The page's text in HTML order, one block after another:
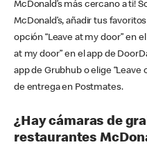
McDonald’s más cercano a ti!
McDonald’s, añadir tus
opción “Leave at my door” en
at my door” en el app de
app de Grubhub o elige
de entrega en Postmates.
¿Hay cámaras de
restaurantes